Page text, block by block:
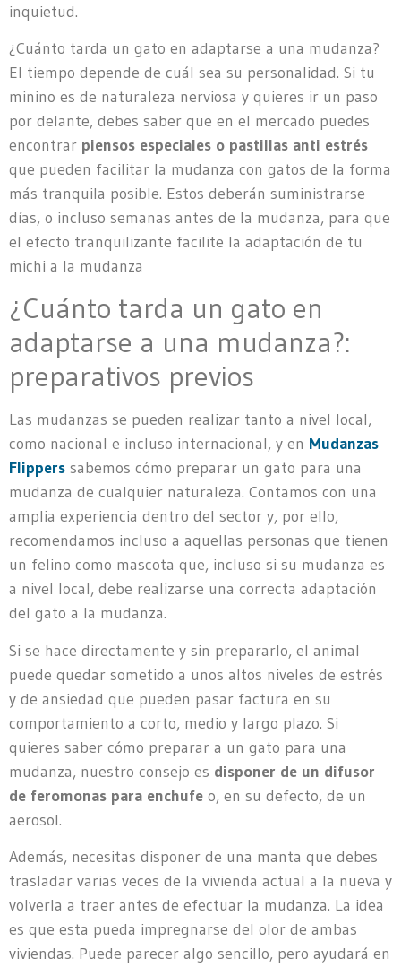
inquietud.
¿Cuánto tarda un gato en adaptarse a una mudanza?
El tiempo depende de cuál sea su personalidad. Si tu
minino es de naturaleza nerviosa y quieres ir un paso
por delante, debes saber que en el mercado puedes
encontrar piensos especiales o pastillas anti estrés
que pueden facilitar la mudanza con gatos de la forma
más tranquila posible. Estos deberán suministrarse
días, o incluso semanas antes de la mudanza, para que
el efecto tranquilizante facilite la adaptación de tu
michi a la mudanza
¿Cuánto tarda un gato en
adaptarse a una mudanza?:
preparativos previos
Las mudanzas se pueden realizar tanto a nivel local,
como nacional e incluso internacional, y en Mudanzas
Flippers sabemos cómo preparar un gato para una
mudanza de cualquier naturaleza. Contamos con una
amplia experiencia dentro del sector y, por ello,
recomendamos incluso a aquellas personas que tienen
un felino como mascota que, incluso si su mudanza es
a nivel local, debe realizarse una correcta adaptación
del gato a la mudanza.
Si se hace directamente y sin prepararlo, el animal
puede quedar sometido a unos altos niveles de estrés
y de ansiedad que pueden pasar factura en su
comportamiento a corto, medio y largo plazo. Si
quieres saber cómo preparar a un gato para una
mudanza, nuestro consejo es disponer de un difusor
de feromonas para enchufe o, en su defecto, de un
aerosol.
Además, necesitas disponer de una manta que debes
trasladar varias veces de la vivienda actual a la nueva y
volverla a traer antes de efectuar la mudanza. La idea
es que esta pueda impregnarse del olor de ambas
viviendas. Puede parecer algo sencillo, pero ayudará en